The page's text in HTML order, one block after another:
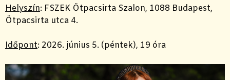
Helyszín: FSZEK Ötpacsirta Szalon, 1088 Budapest,
Ötpacsirta utca 4.
Időpont: 2026. június 5. (péntek), 19 óra